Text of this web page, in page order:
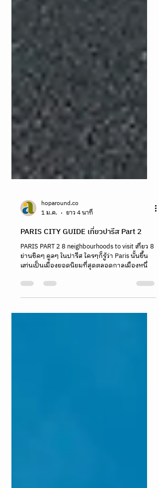
hoparound.co
1 ม.ค.
ยาว 4 นาที
PARIS CITY GUIDE เที่ยวปารีส Part 2
PARIS PART 2 8 neighbourhoods to visit เที่ยว 8
ย่านชิคๆ คูลๆ ในปารีส ใครๆก็รู้ว่า Paris นั้นขึ้น